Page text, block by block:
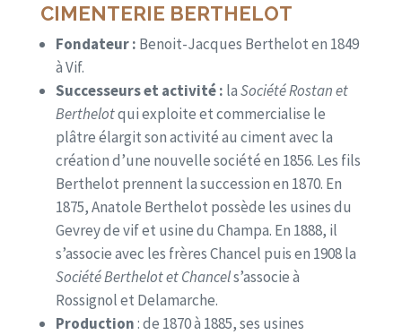
CIMENTERIE BERTHELOT
Fondateur : Benoit-Jacques Berthelot en 1849
à Vif.
Successeurs et activité : laSociété Rostan et
Berthelotqui exploite et commercialise le
plâtre élargit son activité au ciment avec la
création d’une nouvelle société en 1856. Les fils
Berthelot prennent la succession en 1870. En
1875, Anatole Berthelot possède les usines du
Gevrey de vif et usine du Champa. En 1888, il
s’associe avec les frères Chancel puis en 1908 la
Société Berthelot et Chancels’associe à
Rossignol et Delamarche.
Production: de 1870 à 1885, ses usines